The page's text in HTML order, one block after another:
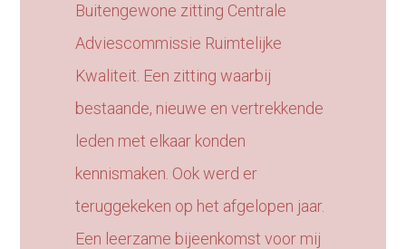
Buitengewone zitting Centrale
Adviescommissie Ruimtelijke
Kwaliteit. Een zitting waarbij
bestaande, nieuwe en vertrekkende
leden met elkaar konden
kennismaken. Ook werd er
teruggekeken op het afgelopen jaar.
Een leerzame bijeenkomst voor mij